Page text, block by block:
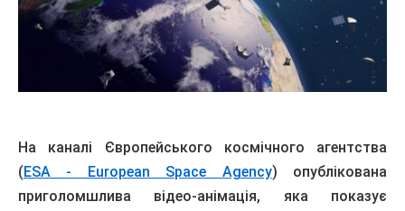
На каналі Європейського космічного агентства
(ЕSA - European Space Agency) опублікована
приголомшлива відео-анімація, яка показує